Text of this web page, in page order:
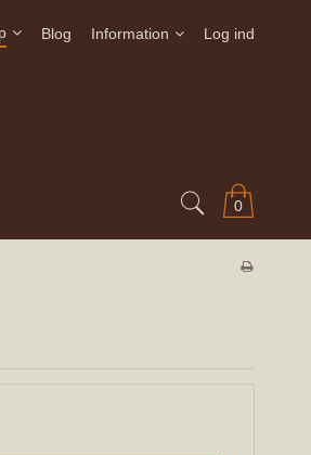
Blog Information Log ind
0